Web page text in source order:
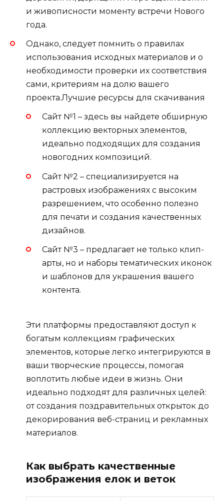
и живописности моменту встречи Нового
года.
Однако, следует помнить о правилах
использования исходных материалов и о
необходимости проверки их соответствия
сами, критериям на долю вашего
проекта.Лучшие ресурсы для скачивания
Сайт №1 – здесь вы найдете обширную
коллекцию векторных элементов,
идеально подходящих для создания
новогодних композиций.
Сайт №2 – специализируется на
растровых изображениях с высоким
разрешением, что особенно полезно
для печати и создания качественных
дизайнов.
Сайт №3 – предлагает не только клип-
арты, но и наборы тематических иконок
и шаблонов для украшения вашего
контента.
Эти платформы предоставляют доступ к
богатым коллекциям графических
элементов, которые легко интегрируются в
ваши творческие процессы, помогая
воплотить любые идеи в жизнь. Они
идеально подходят для различных целей:
от создания поздравительных открыток до
декорирования веб-страниц и рекламных
материалов.
Как выбрать качественные
изображения елок и веток